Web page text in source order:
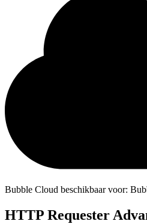
Bubble Cloud beschikbaar voor:
HTTP Requester